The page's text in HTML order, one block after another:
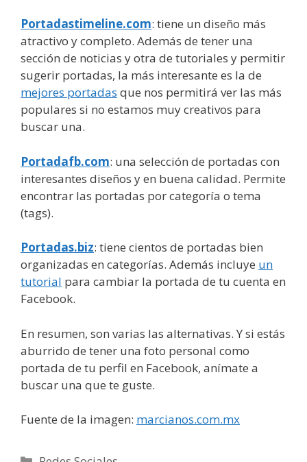
Portadastimeline.com: tiene un diseño más
atractivo y completo. Además de tener una
sección de noticias y otra de tutoriales y permitir
sugerir portadas, la más interesante es la de
mejores portadas que nos permitirá ver las más
populares si no estamos muy creativos para
buscar una.
Portadafb.com: una selección de portadas con
interesantes diseños y en buena calidad. Permite
encontrar las portadas por categoría o tema
(tags).
Portadas.biz: tiene cientos de portadas bien
organizadas en categorías. Además incluye un
tutorial para cambiar la portada de tu cuenta en
Facebook.
En resumen, son varias las alternativas. Y si estás
aburrido de tener una foto personal como
portada de tu perfil en Facebook, anímate a
buscar una que te guste.
Fuente de la imagen: marcianos.com.mx